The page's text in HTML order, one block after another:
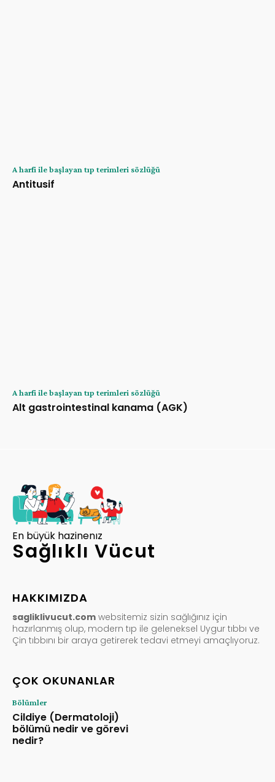
A harfi ile başlayan tıp terimleri sözlüğü
Antitusif
A harfi ile başlayan tıp terimleri sözlüğü
Alt gastrointestinal kanama (AGK)
En büyük hazinenız
Sağlıklı Vücut
HAKKIMIZDA
sagliklivucut.com websitemiz sizin sağlığınız için
hazırlanmış olup, modern tıp ile geleneksel Uygur tıbbı ve
Çin tıbbını bir araya getirerek tedavi etmeyi amaçlıyoruz.
ÇOK OKUNANLAR
Bölümler
Cildiye (Dermatoloji)
bölümü nedir ve görevi
nedir?